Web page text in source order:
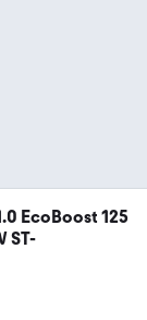
EcoBoost 125
ST-